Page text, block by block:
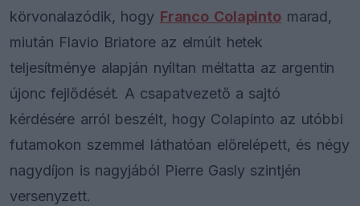
körvonalazódik, hogy Franco Colapinto marad,
miután Flavio Briatore az elmúlt hetek
teljesítménye alapján nyíltan méltatta az argentin
újonc fejlődését. A csapatvezető a sajtó
kérdésére arról beszélt, hogy Colapinto az utóbbi
futamokon szemmel láthatóan előrelépett, és négy
nagydíjon is nagyjából Pierre Gasly szintjén
versenyzett.